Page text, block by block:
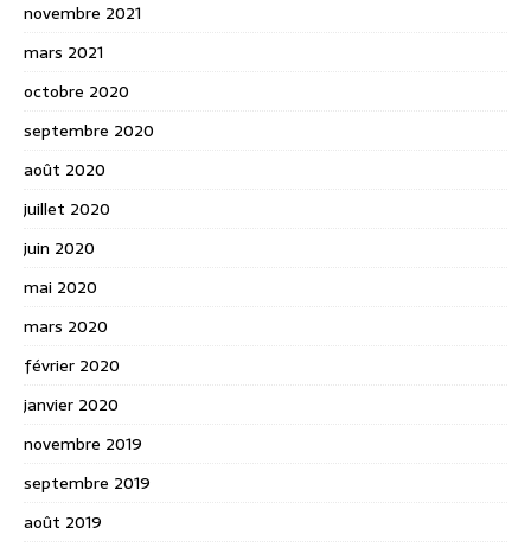
novembre 2021
mars 2021
octobre 2020
septembre 2020
août 2020
juillet 2020
juin 2020
mai 2020
mars 2020
février 2020
janvier 2020
novembre 2019
septembre 2019
août 2019